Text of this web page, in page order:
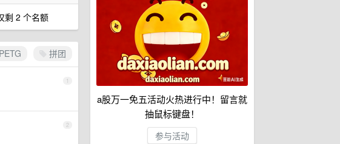
a股万一免五活动火热进行中！留言就
抽鼠标键盘！
参与活动
剩 2 个名额
PETG 拼团
1
2